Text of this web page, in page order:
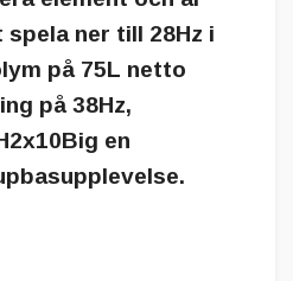
ner till 28Hz i
på 75L netto
på 38Hz,
en